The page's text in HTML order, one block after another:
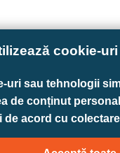
cookie-uri
uri sau tehnologii
de conținut
de acord cu